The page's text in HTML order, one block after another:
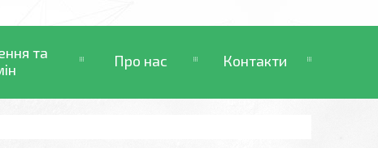
та
Про нас Контакти